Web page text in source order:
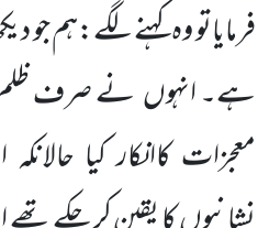
فرمایاتو وہ کہنے لگے:ہم جو
ہے۔ انہوںنے صرف ظلم
معجزات کاانکار کیا